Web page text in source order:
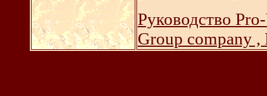
Руководство
Group company